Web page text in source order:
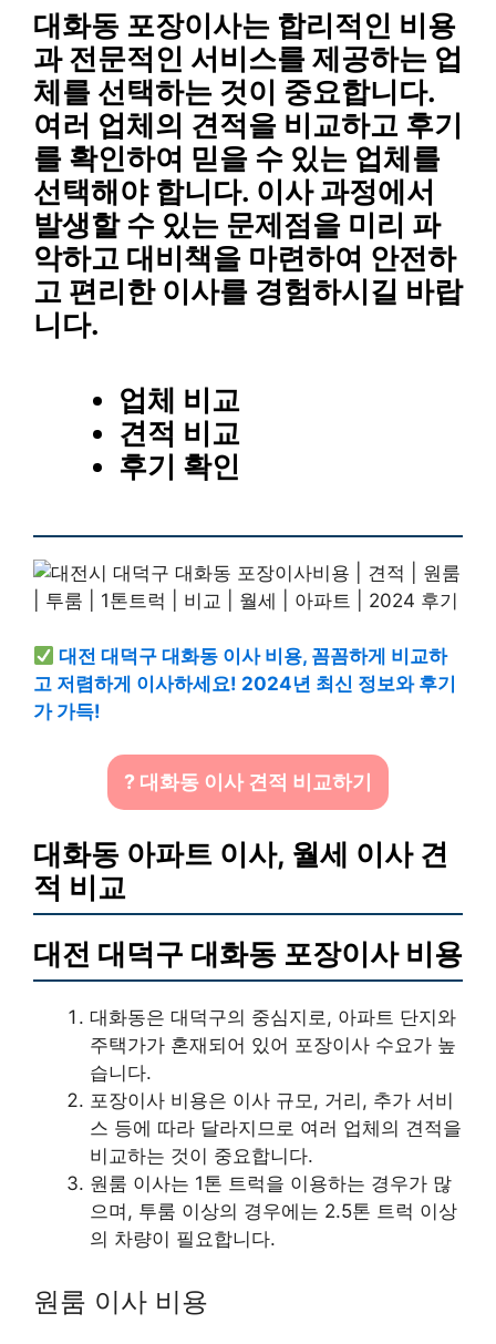
대화동 포장이사는 합리적인 비용
과전문적인 서비스를 제공하는 업
체를 선택하는 것이 중요합니다.
여러 업체의 견적을 비교하고 후기
를 확인하여 믿을 수 있는 업체를
선택해야 합니다. 이사 과정에서
발생할 수 있는 문제점을 미리 파
악하고 대비책을 마련하여 안전하
고 편리한 이사를 경험하시길 바랍
니다.
업체 비교
견적 비교
후기 확인
대전 대덕구 대화동 이사 비용, 꼼꼼하게 비교하
고 저렴하게 이사하세요! 2024년 최신 정보와 후기
가 가득!
? 대화동 이사 견적 비교하기
대화동 아파트 이사, 월세 이사 견
적 비교
대전 대덕구 대화동 포장이사 비용
대화동은 대덕구의 중심지로, 아파트 단지와
주택가가 혼재되어 있어 포장이사 수요가 높
습니다.
포장이사 비용은 이사 규모, 거리, 추가 서비
스 등에 따라 달라지므로 여러 업체의 견적을
비교하는 것이 중요합니다.
원룸 이사는 1톤 트럭을 이용하는 경우가 많
으며, 투룸 이상의 경우에는 2.5톤 트럭 이상
의 차량이 필요합니다.
원룸 이사 비용